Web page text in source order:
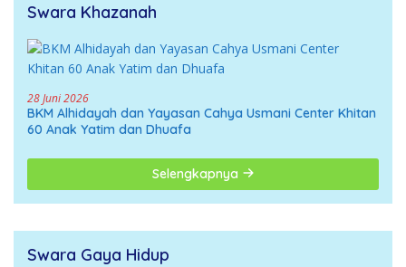
Swara Khazanah
28 Juni 2026
BKM Alhidayah dan Yayasan Cahya Usmani Center Khitan
60 Anak Yatim dan Dhuafa
Selengkapnya
Swara Gaya Hidup